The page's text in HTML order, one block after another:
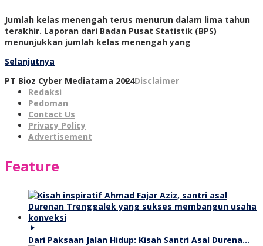
Jumlah kelas menengah terus menurun dalam lima tahun
terakhir. Laporan dari Badan Pusat Statistik (BPS)
menunjukkan jumlah kelas menengah yang
Selanjutnya
PT Bioz Cyber Mediatama 2024Disclaimer
Redaksi
Pedoman
Contact Us
Privacy Policy
Advertisement
Feature
Dari Paksaan Jalan Hidup: Kisah Santri Asal Durena…